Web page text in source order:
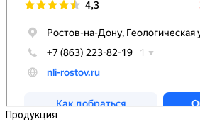
Продукция